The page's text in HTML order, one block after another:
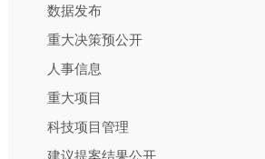
数据发布
重大决策预公开
人事信息
重大项目
科技项目管理
建议提案结果公开